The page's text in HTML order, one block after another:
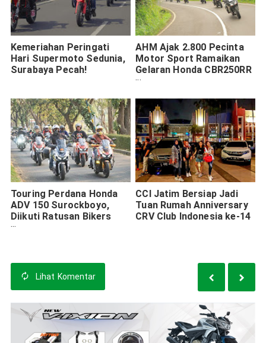
Kemeriahan Peringati
Hari Supermoto Sedunia,
Surabaya Pecah!
AHM Ajak 2.800 Pecinta
Motor Sport Ramaikan
Gelaran Honda CBR250RR
Premiere Touring
Touring Perdana Honda
ADV 150 Surockboyo,
Diikuti Ratusan Bikers
Tiga Kota
CCI Jatim Bersiap Jadi
Tuan Rumah Anniversary
CRV Club Indonesia ke-14
Lihat Komentar